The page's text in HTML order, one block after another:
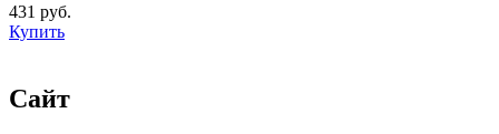
431 руб.
Купить
Сайт